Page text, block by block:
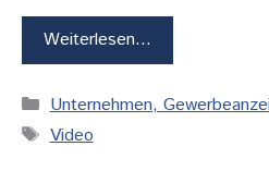
Weiterlesen…
Kategorien
Unternehmen,
Schlagwörter
Video